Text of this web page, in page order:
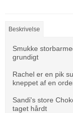
Beskrivelse
Smukke
grundigt
Rachel er en pik
kneppet af en
Sandi's store
taget hårdt